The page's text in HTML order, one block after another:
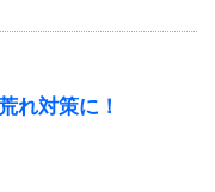
れ対策に！